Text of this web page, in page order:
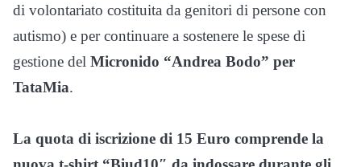
di volontariato costituita da genitori di persone con
autismo) e per continuare a sostenere le spese di
gestione del Micronido “Andrea Bodo” per
TataMia.
La quota di iscrizione di 15 Euro comprende la